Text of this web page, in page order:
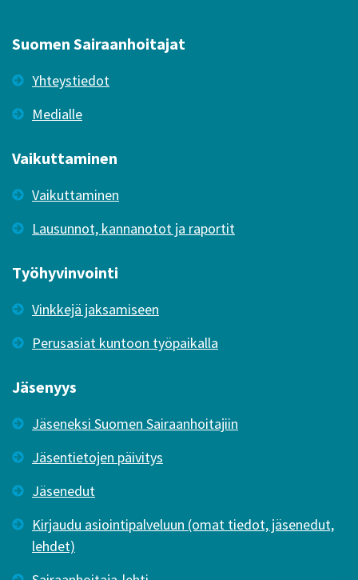
Suomen Sairaanhoitajat
Yhteystiedot
Medialle
Vaikuttaminen
Vaikuttaminen
Lausunnot, kannanotot ja raportit
Työhyvinvointi
Vinkkejä jaksamiseen
Perusasiat kuntoon työpaikalla
Jäsenyys
Jäseneksi Suomen Sairaanhoitajiin
Jäsentietojen päivitys
Jäsenedut
Kirjaudu asiointipalveluun (omat tiedot, jäsenedut,
lehdet)